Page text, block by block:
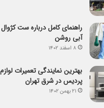
راهنمای کامل درباره ست
آبی روشن
۸ اسفند ۱۴۰۲
بهترین نمایندگی تعمیرات
پردیس در شرق تهران
۲۱ بهمن ۱۴۰۲